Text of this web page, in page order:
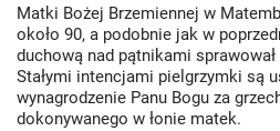
Matki Bożej Brzemiennej w
około 90, a podobnie jak w
duchową nad pątnikami
Stałymi intencjami pielgrzymki są
wynagrodzenie Panu Bogu za
dokonywanego w łonie matek.